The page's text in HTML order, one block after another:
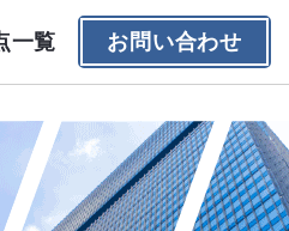
一覧 お問い合わせ